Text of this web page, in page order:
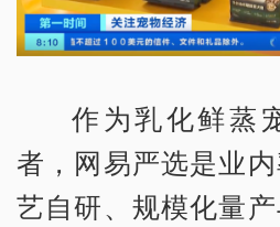
作为乳化鲜蒸
者，网易严选是业
艺自研、规模化量